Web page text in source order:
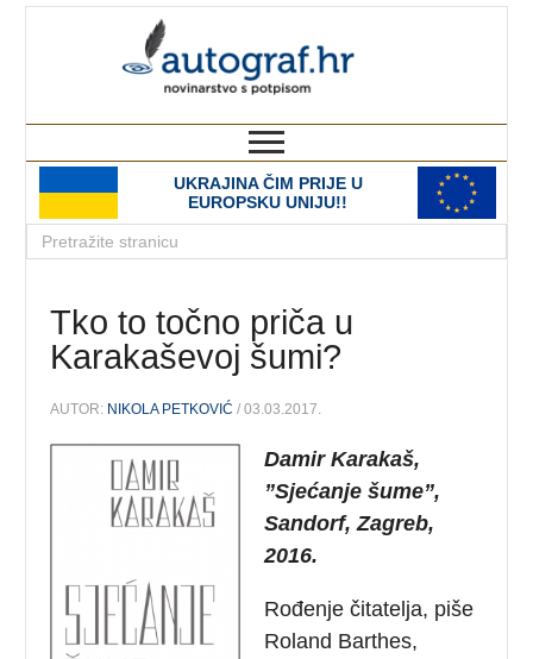
UKRAJINA ČIM PRIJE U
EUROPSKU UNIJU!!
Tko to točno priča u
Karakaševoj šumi?
AUTOR: NIKOLA PETKOVIĆ / 03.03.2017.
Damir Karakaš,
”Sjećanje šume”,
Sandorf, Zagreb,
2016.
Rođenje čitatelja, piše
Roland Barthes,